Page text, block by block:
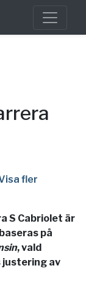
fler
S Cabriolet är
på
, vald
av